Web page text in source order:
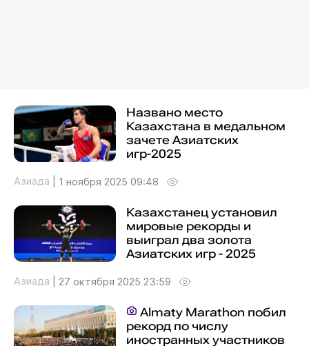
Названо место
Казахстана в медальном
зачете Азиатских
игр-2025
Азиада 1 ноября 2025 09:48
Казахстанец установил
мировые рекорды и
выиграл два золота
Азиатских игр - 2025
Азиада 27 октября 2025 23:59
рекорд по числу
иностранных участников